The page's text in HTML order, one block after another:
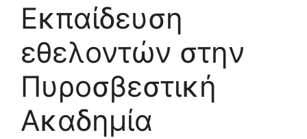
Εκπαίδευση
εθελοντών στην
Πυροσβεστική
Ακαδημία